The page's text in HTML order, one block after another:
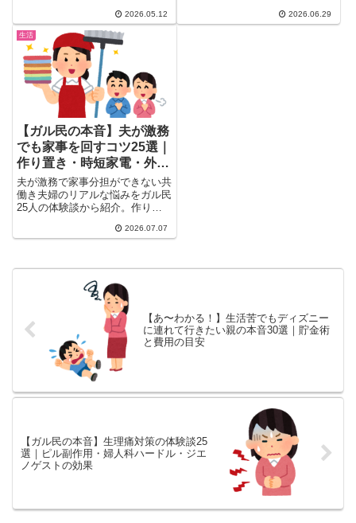
2026.05.12
開き方、オーバーサイズNGな
2026.06.29
生活
【ガル民の本音】夫が激務
でも家事を回すコツ25選｜
作り置き・時短家電・外注
まで体験談まとめ
夫が激務で家事分担ができない共
働き夫婦のリアルな悩みをガル民
25人の体験談から紹介。作り置
洗濯機の活用法、家事代行の是
い本音の知恵が満載のまとめで
2026.07.07
【あ〜わかる！】生活苦でもディズニー
に連れて行きたい親の本音30選｜貯金術
と費用の目安
【ガル民の本音】生理痛対策の体験談25
選｜ピル副作用・婦人科ハードル・ジエ
ノゲストの効果